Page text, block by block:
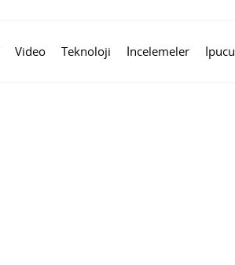
Video Teknoloji İncelemeler İpucu